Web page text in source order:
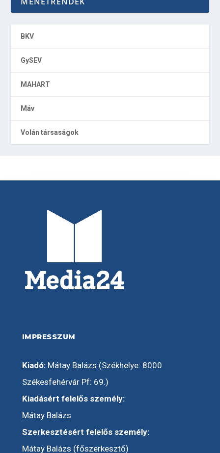
BKV
GySEV
MAHART
Máv
Volán társaságok
IMPRESSZUM
Kiadó:Mátay Balázs (Székhelye: 8000
Székesfehérvár Pf: 69.)
Kiadásért felelős személy:
Mátay Balázs
Szerkesztésért felelős személy:
Mátay Balázs (főszerkesztő)